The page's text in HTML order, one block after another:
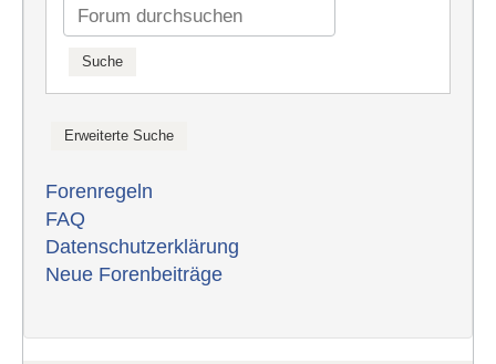
Forenregeln
FAQ
Datenschutzerklärung
Neue Forenbeiträge